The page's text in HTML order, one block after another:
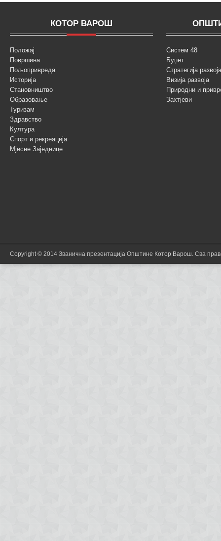
КОТОР ВАРОШ
Положај
Површина
Пољопривреда
Историја
Становништво
Образовање
Туризам
Здравство
Култура
Спорт и рекреација
Мјесне Заједнице
Систем 48
Буџет
Стратегија
Визија развоја
Природни и
Захтјеви
Copyright © 2014 Званична презентација Општине Котор Варош. Сва